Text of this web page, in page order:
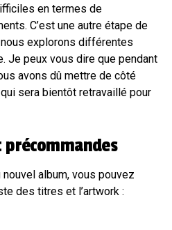
en termes de
C’est une autre étape de
explorons différentes
Je peux vous dire que pendant
avons dû mettre de côté
sera bientôt retravaillé pour
nouvel album, vous pouvez
des titres et l’artwork :